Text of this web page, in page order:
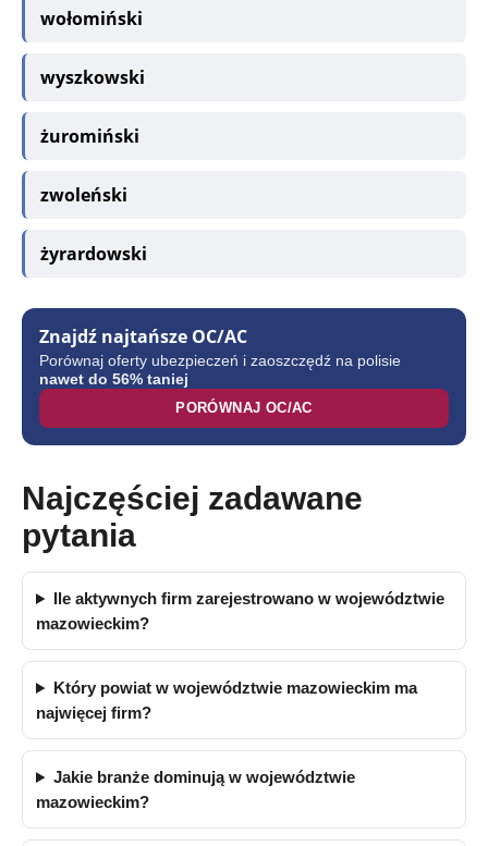
wołomiński
wyszkowski
żuromiński
zwoleński
żyrardowski
Znajdź najtańsze OC/AC
Porównaj oferty ubezpieczeń i zaoszczędź na polisie
nawet do 56% taniej
PORÓWNAJ OC/AC
Najczęściej zadawane
pytania
Ile aktywnych firm zarejestrowano w województwie
mazowieckim?
Który powiat w województwie mazowieckim ma
najwięcej firm?
Jakie branże dominują w województwie
mazowieckim?